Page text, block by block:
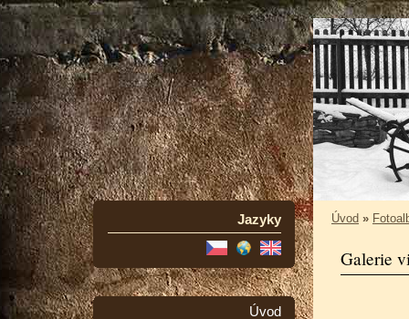
Jazyky
Úvod
Úvod »
Galerie